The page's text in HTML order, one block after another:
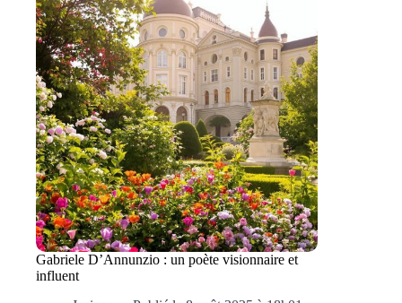
Gabriele D’Annunzio : un poète visionnaire et
influent